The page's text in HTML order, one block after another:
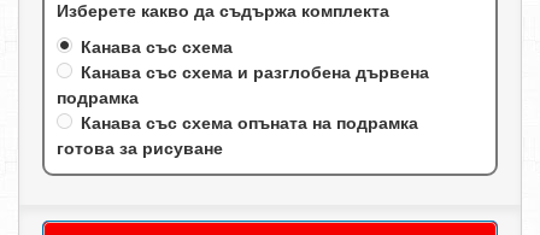
Изберете какво да съдържа комплекта
Канава със схема
Канава със схема и разглобена дървена
подрамка
Канава със схема опъната на подрамка
готова за рисуване